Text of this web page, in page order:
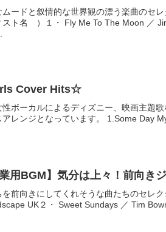
ムードと叙情的な世界観の漂う楽曲の
スト名 ）１・ Fly Me To The Moon ／
Cover Hits☆
性ボーカルによるディズニー、映画主題
アレンジとなっています。 1.Some Day
業用BGM】気分は上々！前向き
を前向きにしてくれそうな曲たちのセレ
UK２・ Sweet Sundays ／ Tim